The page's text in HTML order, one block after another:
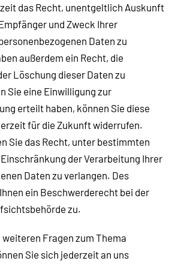
das Recht, unentgeltlich Auskunft
und Zweck Ihrer
Daten zu
außerdem ein Recht, die
Löschung dieser Daten zu
Sie eine Einwilligung zur
erteilt haben, können Sie diese
für die Zukunft widerrufen.
Sie das Recht, unter bestimmten
der Verarbeitung Ihrer
Daten zu verlangen. Des
ein Beschwerderecht bei der
zu.
weiteren Fragen zum Thema
Sie sich jederzeit an uns